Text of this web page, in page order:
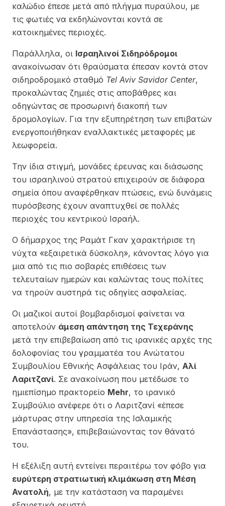
καλώδιο έπεσε μετά από πλήγμα πυραύλου, με
τις φωτιές να εκδηλώνονται κοντά σε
κατοικημένες περιοχές.
Παράλληλα, οι Ισραηλινοί Σιδηρόδρομοι
ανακοίνωσαν ότι θραύσματα έπεσαν κοντά στον
σιδηροδρομικό σταθμό Tel Aviv Savidor Center,
προκαλώντας ζημιές στις αποβάθρες και
οδηγώντας σε προσωρινή διακοπή των
δρομολογίων. Για την εξυπηρέτηση των επιβατών
ενεργοποιήθηκαν εναλλακτικές μεταφορές με
λεωφορεία.
Την ίδια στιγμή, μονάδες έρευνας και διάσωσης
του ισραηλινού στρατού επιχειρούν σε διάφορα
σημεία όπου αναφέρθηκαν πτώσεις, ενώ δυνάμεις
πυρόσβεσης έχουν αναπτυχθεί σε πολλές
περιοχές του κεντρικού Ισραήλ.
Ο δήμαρχος της Ραμάτ Γκαν χαρακτήρισε τη
νύχτα «εξαιρετικά δύσκολη», κάνοντας λόγο για
μια από τις πιο σοβαρές επιθέσεις των
τελευταίων ημερών και καλώντας τους πολίτες
να τηρούν αυστηρά τις οδηγίες ασφαλείας.
Οι μαζικοί αυτοί βομβαρδισμοί φαίνεται να
αποτελούν άμεση απάντηση της Τεχεράνης
μετά την επιβεβαίωση από τις ιρανικές αρχές της
δολοφονίας του γραμματέα του Ανώτατου
Συμβουλίου Εθνικής Ασφάλειας του Ιράν, Αλί
Λαριτζανί. Σε ανακοίνωση που μετέδωσε το
ημιεπίσημο πρακτορείο Mehr, το ιρανικό
Συμβούλιο ανέφερε ότι ο Λαριτζανί «έπεσε
μάρτυρας στην υπηρεσία της Ισλαμικής
Επανάστασης», επιβεβαιώνοντας τον θάνατό
του.
Η εξέλιξη αυτή εντείνει περαιτέρω τον φόβο για
ευρύτερη στρατιωτική κλιμάκωση στη Μέση
Ανατολή, με την κατάσταση να παραμένει